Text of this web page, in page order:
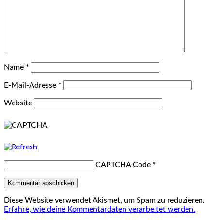
Name *
E-Mail-Adresse *
Website
CAPTCHA Code *
Diese Website verwendet Akismet, um Spam zu reduzieren.
Erfahre, wie deine Kommentardaten verarbeitet werden.